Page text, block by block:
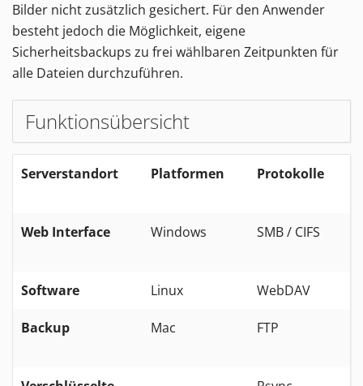
Bilder nicht zusätzlich gesichert. Für den Anwender
besteht jedoch die Möglichkeit, eigene
Sicherheitsbackups zu frei wählbaren Zeitpunkten für
alle Dateien durchzuführen.
Funktionsübersicht
Serverstandort Platformen Protokolle
Web Interface Windows SMB / CIFS
Software Linux WebDAV
Backup Mac FTP